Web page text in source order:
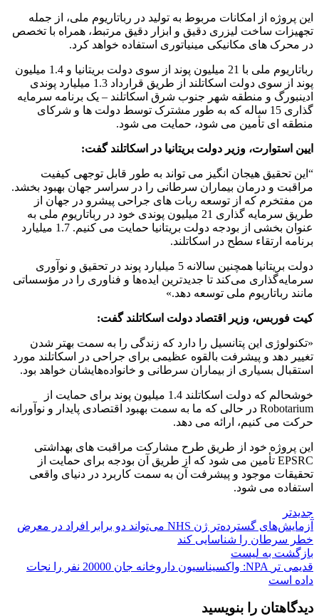
این پروژه از امکانات مربوط به تولید در رباتاریوم ملی، از جمله
تجهیزات ساخت لیزری دقیق و ابزار دقیق مرتبط، همراه با تخصص
در محرک های مکانیکی مینیاتوری استفاده خواهد کرد.
رباتاریوم ملی با 21 میلیون پوند از سوی دولت بریتانیا و 1.4 میلیون
پوند از سوی دولت اسکاتلند از طریق قرارداد 1.3 میلیارد پوندی
ادینبورگ و منطقه شهر جنوب شرق اسکاتلند – یک برنامه سرمایه
گذاری 15 ساله که به طور مشترک توسط دولت ها و شرکای
منطقه ای تأمین می شود، حمایت می شود.
ایین استوارت، وزیر دولت بریتانیا در اسکاتلند گفت:
“این تحقیق هیجان انگیز می تواند به طور قابل توجهی کیفیت
مراقبت و درمان بیماران سرطانی را در سراسر جهان بهبود بخشد.
من مفتخرم که از توسعه ربات های جراحی پیشرو در جهان از
طریق سرمایه گذاری 21 میلیون پوندی خود در رباتاریوم ملی به
عنوان بخشی از بودجه دولت بریتانیا حمایت می کنیم. 1.7 میلیارد
برنامه ارتقاء سطح در اسکاتلند.
دولت بریتانیا همچنین سالانه 5 میلیارد پوند در تحقیق و نوآوری
سرمایه‌گذاری می‌کند تا جدیدترین ایده‌ها و فناوری را در مؤسساتی
مانند رباتاریوم ملی توسعه دهد.»
کیت فوربس، وزیر اقتصاد دولت اسکاتلند گفت:
«تکنولوژی این پتانسیل را دارد که زندگی را به سمت بهتر شدن
تغییر دهد و پیشرفت بالقوه عظیمی برای جراحی در اسکاتلند مورد
استقبال بسیاری از بیماران سرطانی و خانواده‌هایشان خواهد بود.
خوشحالم که دولت اسکاتلند 1.4 میلیون پوند برای حمایت از
Robotarium در حالی که ما به سمت بهبود اقتصادی پایدار و نوآورانه
حرکت می کنیم، ارائه می دهد.
این پروژه خود از طریق طرح مشارکت مراقبت های بهداشتی
EPSRC تأمین می شود که از طریق آن بودجه برای حمایت از
تحقیقات موجود و پیشرفت آن به سمت کاربرد در دنیای واقعی
استفاده می شود.
جدیدتر
آزمایش‌های گسترده‌تر ژن NHS می‌تواند دو برابر افراد در معرض
خطر سرطان را شناسایی کند
بازگشت به لیست
قدیمی تر
NPA: واکسیناسیون داروخانه جان 20000 نفر را نجات
داده است
دیدگاهتان را بنویسید